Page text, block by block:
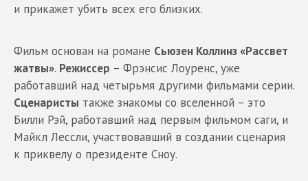
и прикажет убить всех его близких.
Фильм основан на романе Сьюзен Коллинз «Рассвет
жатвы». Режиссер – Фрэнсис Лоуренс, уже
работавший над четырьмя другими фильмами серии.
Сценаристы также знакомы со вселенной – это
Билли Рэй, работавший над первым фильмом саги, и
Майкл Лессли, участвовавший в создании сценария
к приквелу о президенте Сноу.